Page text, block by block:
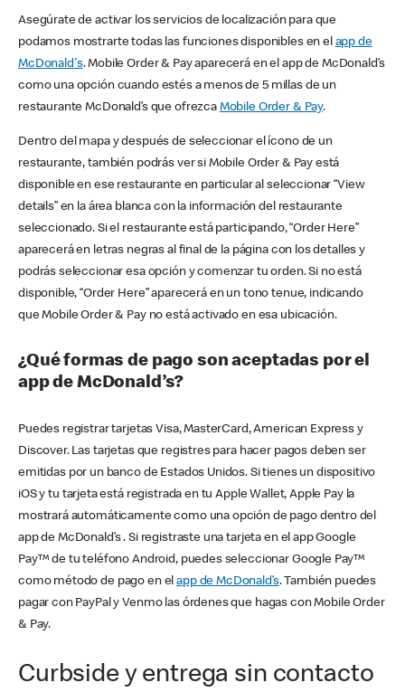
Asegúrate de activar los servicios de localización para que
podamos mostrarte todas las funciones disponibles en el app de
McDonald's. Mobile Order & Pay aparecerá en el app de McDonald’s
como una opción cuando estés a menos de 5 millas de un
restaurante McDonald’s que ofrezca Mobile Order & Pay.
Dentro del mapa y después de seleccionar el ícono de un
restaurante, también podrás ver si Mobile Order & Pay está
disponible en ese restaurante en particular al seleccionar “View
details” en la área blanca con la información del restaurante
seleccionado. Si el restaurante está participando, “Order Here”
aparecerá en letras negras al final de la página con los detalles y
podrás seleccionar esa opción y comenzar tu orden. Si no está
disponible, “Order Here” aparecerá en un tono tenue, indicando
que Mobile Order & Pay no está activado en esa ubicación.
¿Qué formas de pago son aceptadas por el
app de McDonald’s?
Puedes registrar tarjetas Visa, MasterCard, American Express y
Discover. Las tarjetas que registres para hacer pagos deben ser
emitidas por un banco de Estados Unidos. Si tienes un dispositivo
iOS y tu tarjeta está registrada en tu Apple Wallet, Apple Pay la
mostrará automáticamente como una opción de pago dentro del
app de McDonald’s . Si registraste una tarjeta en el app Google
Pay™ de tu teléfono Android, puedes seleccionar Google Pay™
como método de pago en elapp de McDonald’s. También puedes
pagar con PayPal y Venmo las órdenes que hagas con Mobile Order
& Pay.
Curbside y entrega sin contacto